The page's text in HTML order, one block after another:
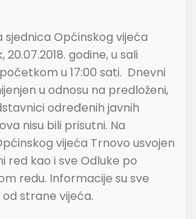
Općinskog vijeća
godine, u sali
u 17:00 sati. Dnevni
u odnosu na predloženi,
određenih javnih
nisu bili prisutni. Na
vijeća Trnovo usvojen
red kao i sve Odluke po
redu. Informacije su sve
strane vijeća.